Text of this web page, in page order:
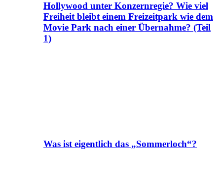
Hollywood unter Konzernregie? Wie viel
Freiheit bleibt einem Freizeitpark wie dem
Movie Park nach einer Übernahme? (Teil
1)
Was ist eigentlich das „Sommerloch“?